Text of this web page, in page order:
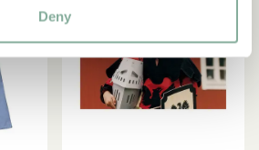
Deny